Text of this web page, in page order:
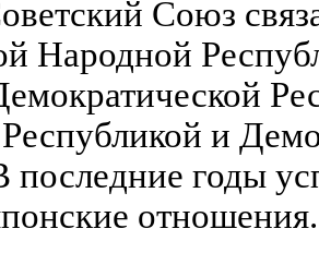
Союз
Народной
и
последние годы
отношения.